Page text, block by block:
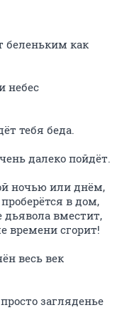
беленьким как
небес
тебя беда.
далеко пойдёт.
ночью или днём,
в дом,
дьявола вместит,
времени сгорит!
весь век
загляденье